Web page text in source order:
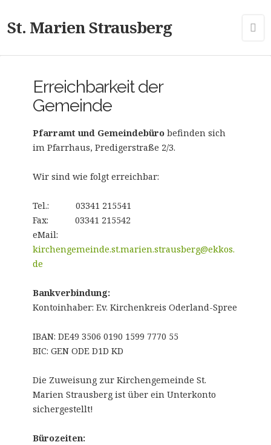
St. Marien Strausberg
Erreichbarkeit der
Gemeinde
Pfarramt und Gemeindebürobefinden sich
im Pfarrhaus, Predigerstraße 2/3.
Wir sind wie folgt erreichbar:
Tel.: 03341 215541
Fax: 03341 215542
eMail:
kirchengemeinde.st.marien.strausberg@ekkos.
de
Bankverbindung:
Kontoinhaber: Ev. Kirchenkreis Oderland-Spree
IBAN: DE49 3506 0190 1599 7770 55
BIC: GEN ODE D1D KD
Die Zuweisung zur Kirchengemeinde St.
Marien Strausberg ist über ein Unterkonto
sichergestellt!
Bürozeiten: